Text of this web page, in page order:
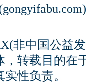
非中国公益
转载目的在
性负责。